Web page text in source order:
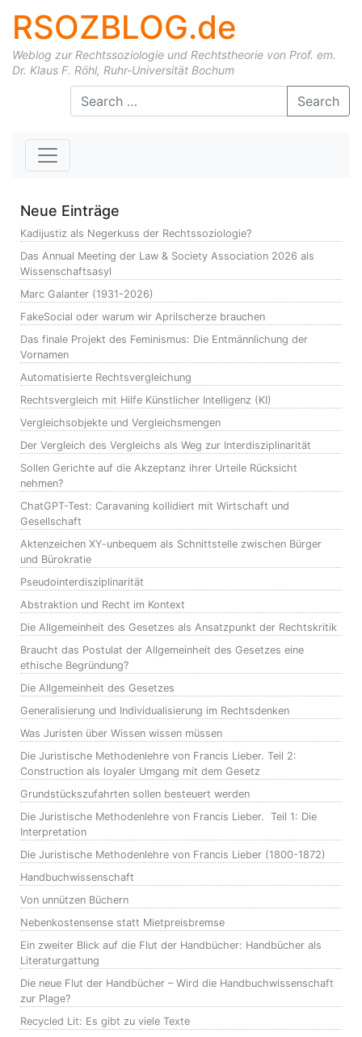
RSOZBLOG.de
Weblog zur Rechtssoziologie und Rechtstheorie von Prof. em.
Dr. Klaus F. Röhl, Ruhr-Universität Bochum
Skip to content Search
Neue Einträge
Kadijustiz als Negerkuss der Rechtssoziologie?
Das Annual Meeting der Law & Society Association 2026 als
Wissenschaftsasyl
Marc Galanter (1931-2026)
FakeSocial oder warum wir Aprilscherze brauchen
Das finale Projekt des Feminismus: Die Entmännlichung der
Vornamen
Automatisierte Rechtsvergleichung
Rechtsvergleich mit Hilfe Künstlicher Intelligenz (KI)
Vergleichsobjekte und Vergleichsmengen
Der Vergleich des Vergleichs als Weg zur Interdisziplinarität
Sollen Gerichte auf die Akzeptanz ihrer Urteile Rücksicht
nehmen?
ChatGPT-Test: Caravaning kollidiert mit Wirtschaft und
Gesellschaft
Aktenzeichen XY-unbequem als Schnittstelle zwischen Bürger
und Bürokratie
Pseudointerdisziplinarität
Abstraktion und Recht im Kontext
Die Allgemeinheit des Gesetzes als Ansatzpunkt der Rechtskritik
Braucht das Postulat der Allgemeinheit des Gesetzes eine
ethische Begründung?
Die Allgemeinheit des Gesetzes
Generalisierung und Individualisierung im Rechtsdenken
Was Juristen über Wissen wissen müssen
Die Juristische Methodenlehre von Francis Lieber. Teil 2:
Construction als loyaler Umgang mit dem Gesetz
Grundstückszufahrten sollen besteuert werden
Die Juristische Methodenlehre von Francis Lieber. Teil 1: Die
Interpretation
Die Juristische Methodenlehre von Francis Lieber (1800-1872)
Handbuchwissenschaft
Von unnützen Büchern
Nebenkostensense statt Mietpreisbremse
Ein zweiter Blick auf die Flut der Handbücher: Handbücher als
Literaturgattung
Die neue Flut der Handbücher – Wird die Handbuchwissenschaft
zur Plage?
Recycled Lit: Es gibt zu viele Texte